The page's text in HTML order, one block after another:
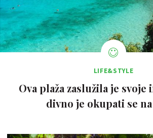
LIFE&STYLE
Ova plaža zaslužila je svoje
divno je okupati se